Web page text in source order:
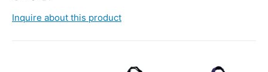
Inquire about this product